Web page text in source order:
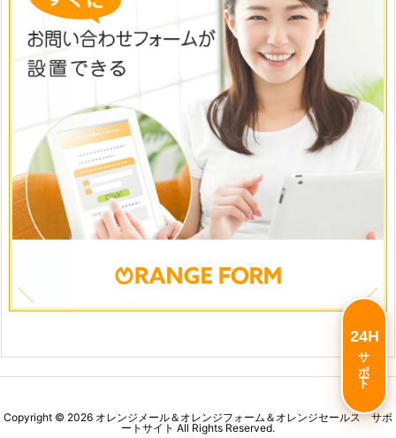
Copyright © 2026 オレンジメール＆オレンジフォーム＆オレンジセールス サポ
ートサイト All Rights Reserved.
24H
サポート